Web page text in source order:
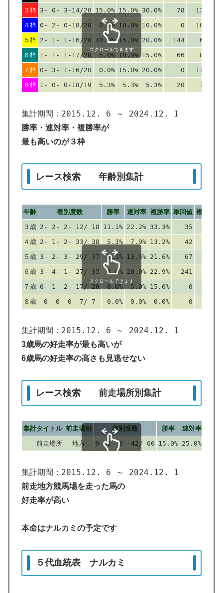
３枠 3- 0- 3-14/20 15.0% 15.0% 30.0% 78
133
４枠 0- 2- 0-18/20 0.0% 10.0% 10.0% 0
100
５枠 2- 1- 1-16/20 10.0% 15.0% 20.0% 144
65
６枠 1- 1- 1-17/20 5.0% 10.0% 15.0% 66
80
７枠 0- 3- 1-16/20 0.0% 15.0% 20.0% 0
115
８枠 1- 0- 0-18/19 5.3% 5.3% 5.3% 20 11
スクロールできます
集計期間：2015.12. 6 ～ 2024.12. 1
勝率・連対率・複勝率が
最も高いのが３枠
レース検索 年齢別集計
年齢 着別度数 勝率 連対率 複勝率 単回値 複回値
３歳 2- 2- 2- 12/ 18 11.1% 22.2% 33.3% 35
４歳 2- 1- 2- 33/ 38 5.3% 7.9% 13.2% 42
５歳 3- 2- 3- 29/ 37 8.1% 13.5% 21.6% 67
６歳 3- 4- 1- 27/ 35 8.6% 20.0% 22.9% 241
７歳 0- 1- 2- 17/ 20 0.0% 5.0% 15.0% 0
８歳
0- 0- 0- 7/ 7 0.0% 0.0% 0.0% 0
スクロールできます
集計期間：2015.12. 6 ～ 2024.12. 1
3歳馬の好走率が最も高いが
6歳馬の好走率の高さも見逃せない
レース検索 前走場所別集計
集計タイトル 前走場所 着別度数 勝率 連対率
前走場所
地方 9- 6- 3- 42/ 60 15.0% 25.0%
集計期間：2015.12. 6 ～ 2024.12. 1
前走地方競馬場を走った馬の
好走率が高い
本命はナルカミの予定です
５代血統表 ナルカミ